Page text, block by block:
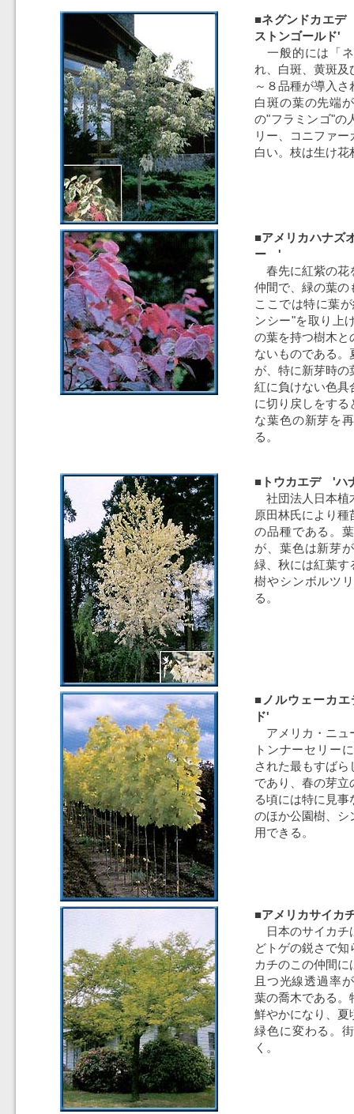
■ネグンドカエ
ストンゴールド'
一般的には「
れ、白斑、黄斑及
～８品種が導入
白斑の葉の先端
の"フラミンゴ"の
リー、コニファ
白い。枝は生け花
■アメリカハナズ
ー '
春先に紅紫の花
仲間で、緑の葉の
ここでは特に葉
ンシー"を取り上
の葉を持つ樹木と
ないものである。
が、特に新芽時の
紅に負けない色具
に切り戻しをする
な葉色の新芽を
る。
■トウカエデ 'ハ
社団法人日本植
原田林氏により
の品種である。
が、葉色は新芽
緑、秋には紅葉す
樹やシンボルツ
る。
■ノルウェーカ
ド'
アメリカ・ニュ
トンナーセリー
された最もすば
であり、春の芽立
る頃には特に見
のほか公園樹、シ
用できる。
■アメリカサイ
日本のサイカチ
どトゲの鋭さで
カチのこの仲間
且つ光線透過率
葉の喬木である。
鮮やかになり、夏
緑色に変わる。
く。